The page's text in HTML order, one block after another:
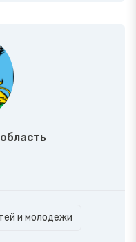
и молодежи